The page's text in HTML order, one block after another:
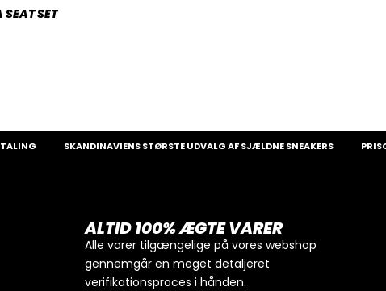
SET
SKANDINAVIENS STØRSTE UDVALG AF SJÆLDNE SNEAKERS
ALTID 100% ÆGTE VARER
Alle varer tilgængelige på vores webshop
gennemgår en meget detaljeret
verifikationsproces i hånden.